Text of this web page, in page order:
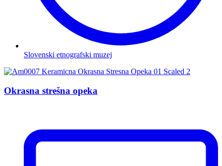
Slovenski etnografski muzej
Okrasna strešna opeka